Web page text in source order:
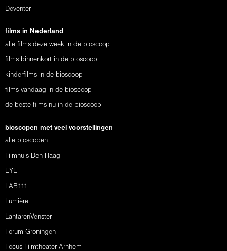
Deventer
films in Nederland
alle films deze week in de bioscoop
films binnenkort in de bioscoop
kinderfilms in de bioscoop
films vandaag in de bioscoop
de beste films nu in de bioscoop
bioscopen met veel voorstellingen
alle bioscopen
Filmhuis Den Haag
EYE
LAB111
Lumière
LantarenVenster
Forum Groningen
Focus Filmtheater Arnhem